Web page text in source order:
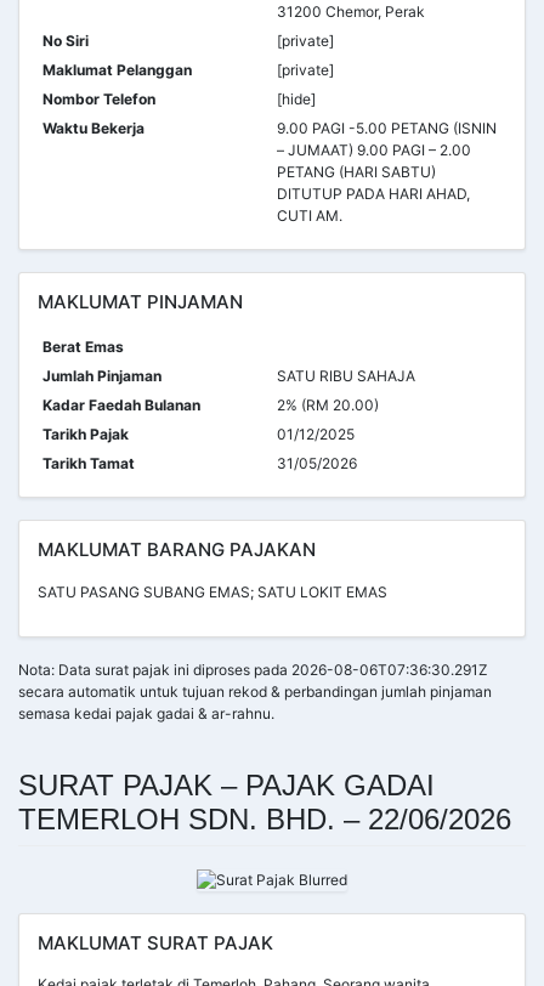
31200 Chemor, Perak
No Siri
[private]
Maklumat Pelanggan
[private]
Nombor Telefon
[hide]
Waktu Bekerja
9.00 PAGI -5.00 PETANG (ISNIN
– JUMAAT) 9.00 PAGI – 2.00
PETANG (HARI SABTU)
DITUTUP PADA HARI AHAD,
CUTI AM.
MAKLUMAT PINJAMAN
Berat Emas
Jumlah Pinjaman
SATU RIBU SAHAJA
Kadar Faedah Bulanan
2% (RM 20.00)
Tarikh Pajak
01/12/2025
Tarikh Tamat
31/05/2026
MAKLUMAT BARANG PAJAKAN
SATU PASANG SUBANG EMAS; SATU LOKIT EMAS
Nota: Data surat pajak ini diproses pada 2026-08-06T07:36:30.291Z
secara automatik untuk tujuan rekod & perbandingan jumlah pinjaman
semasa kedai pajak gadai & ar-rahnu.
SURAT PAJAK – PAJAK GADAI
TEMERLOH SDN. BHD. – 22/06/2026
MAKLUMAT SURAT PAJAK